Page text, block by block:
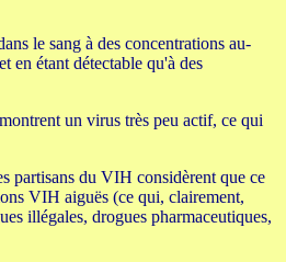
le sang à des concentrations au-
en étant détectable qu'à des
un virus très peu actif, ce qui
partisans du VIH considèrent que ce
VIH aiguës (ce qui, clairement,
illégales, drogues pharmaceutiques,